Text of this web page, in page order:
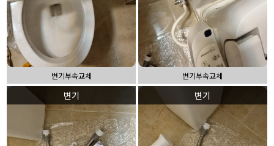
변기부속교체 변기부속교체
변기 변기